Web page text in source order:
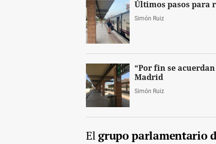
Últimos pasos para
Simón Ruiz
“Por fin se
Madrid
Simón Ruiz
Elgrupo parlamentario